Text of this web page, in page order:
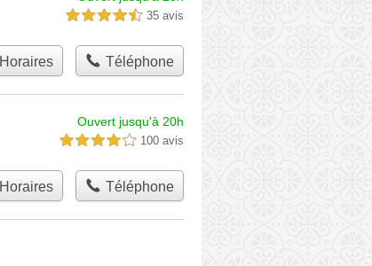
4,5 étoiles sur 5 35 avis
Horaires Téléphone
Ouvert jusqu'à 20h
4,0 étoiles sur 5 100 avis
Horaires Téléphone